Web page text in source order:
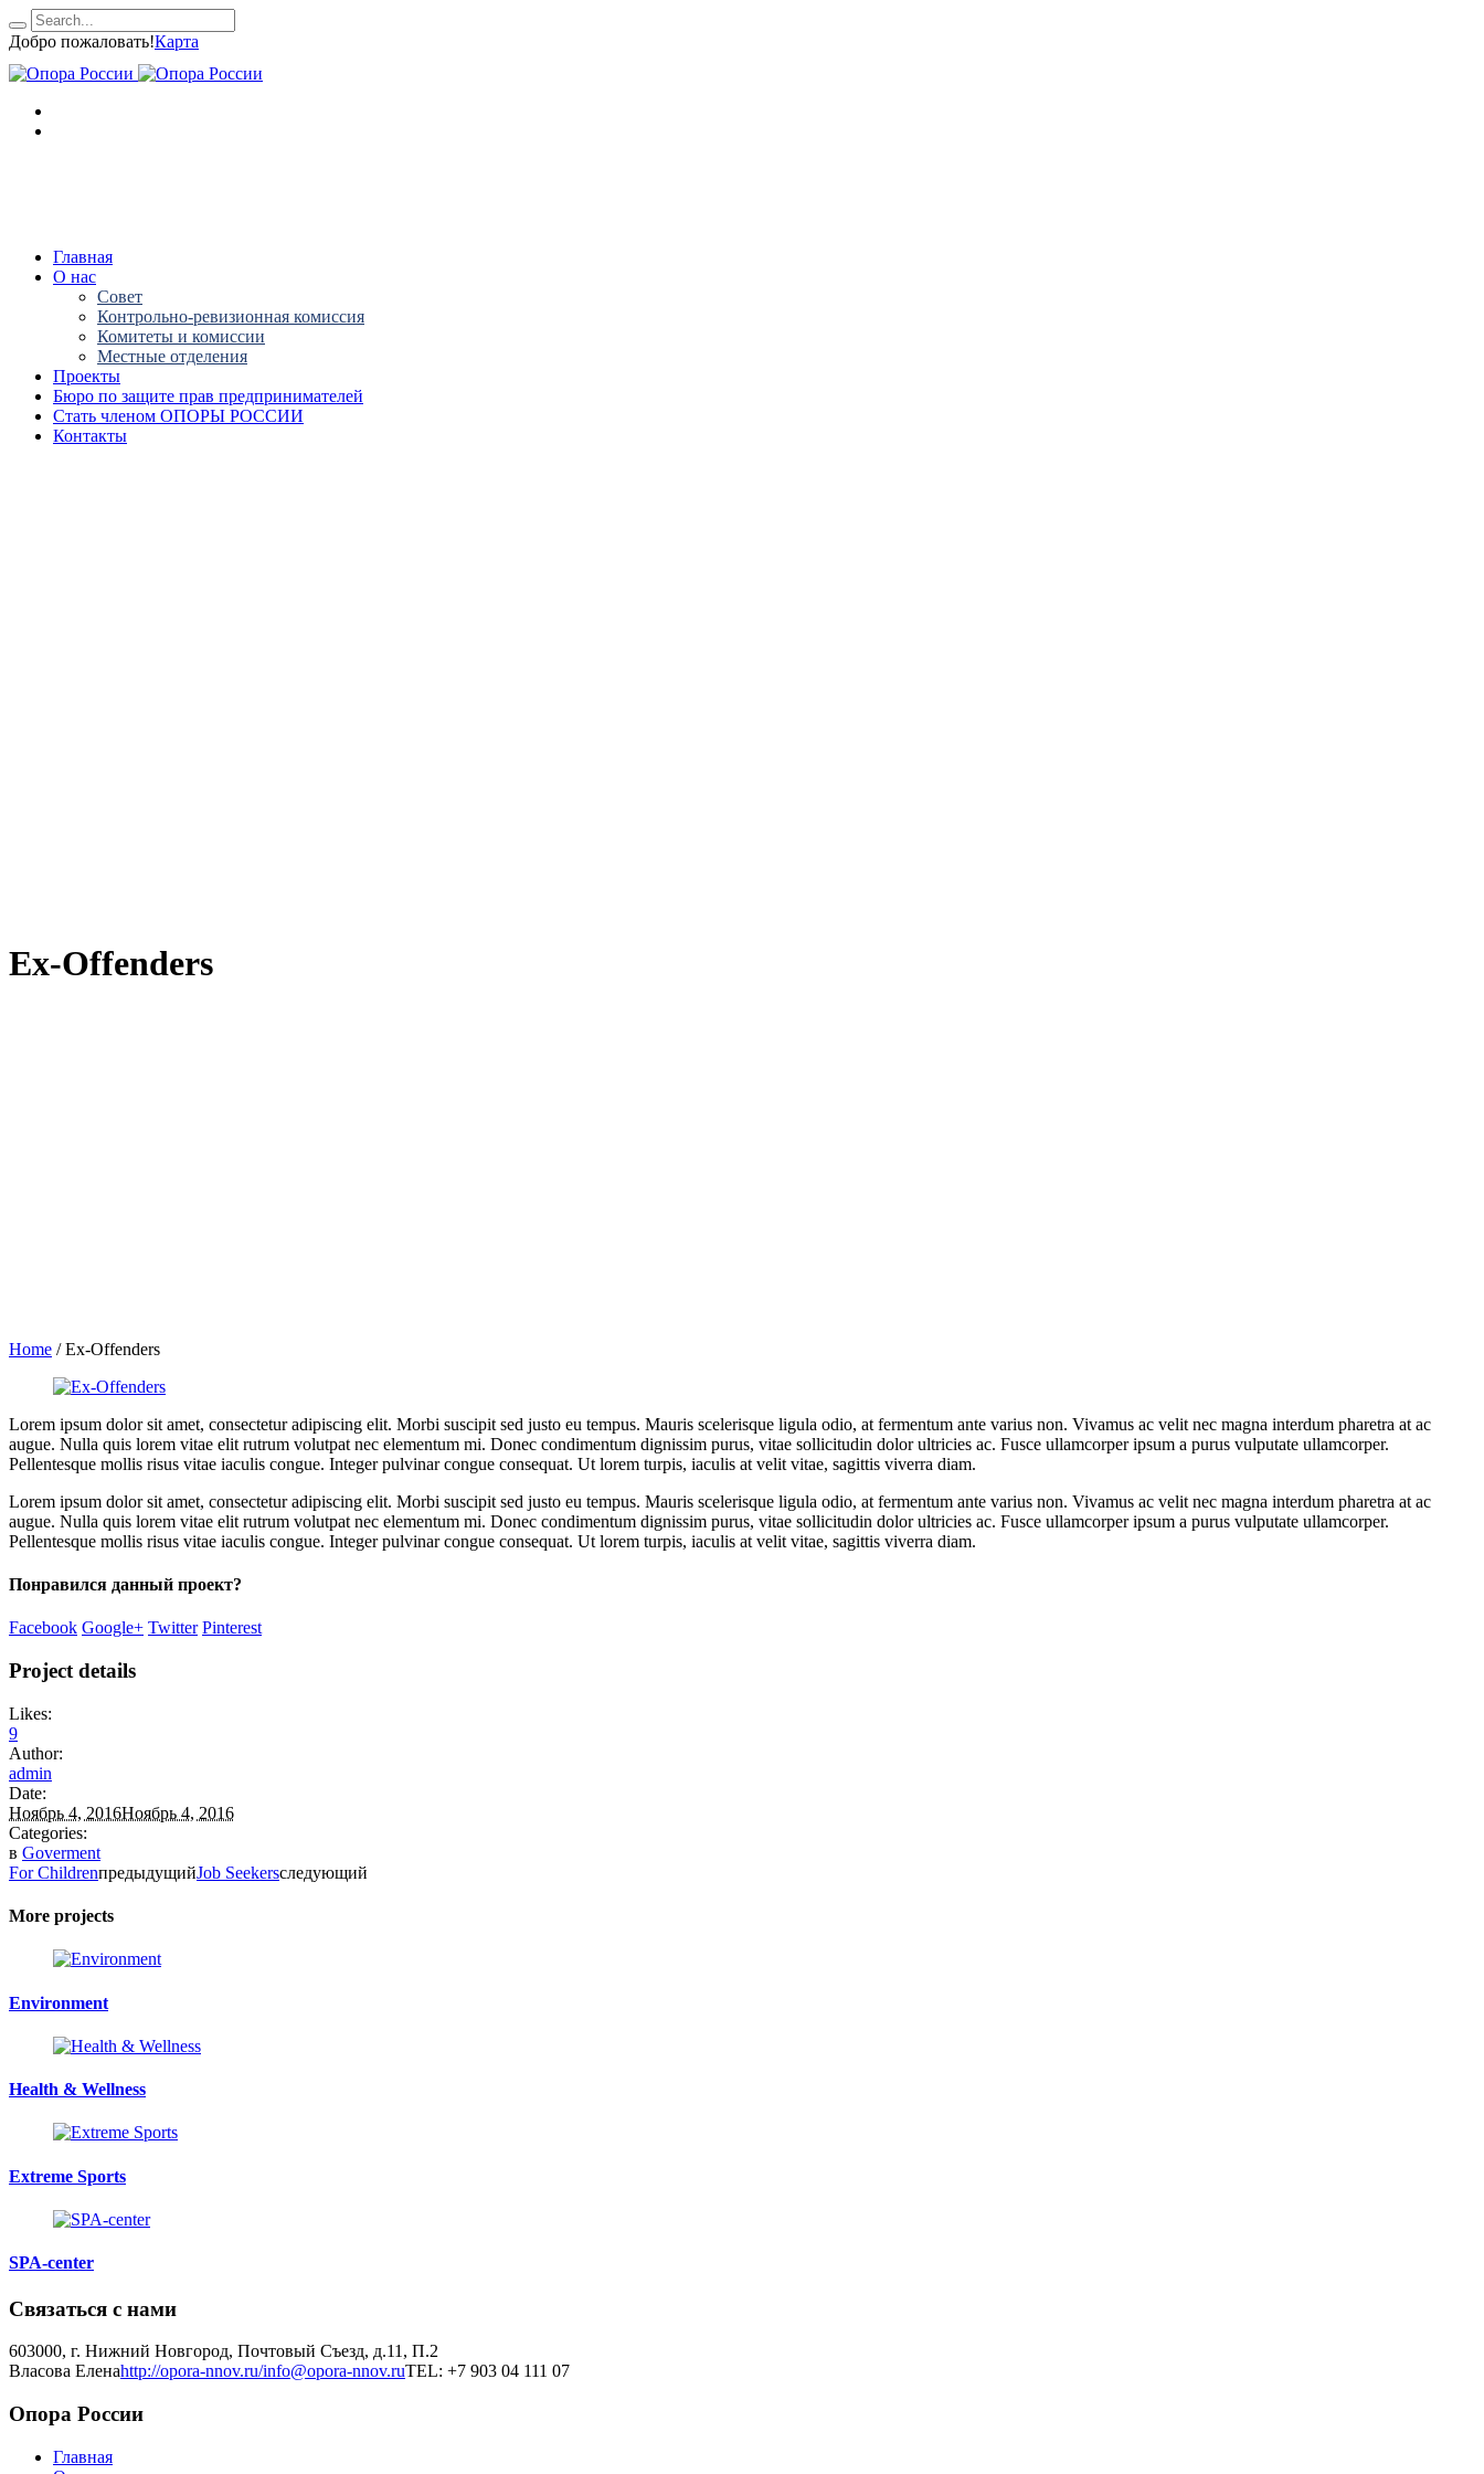
Добро пожаловать!Карта
Главная
О нас
Совет
Контрольно-ревизионная комиссия
Комитеты и комиссии
Местные отделения
Проекты
Бюро по защите прав предпринимателей
Стать членом ОПОРЫ РОССИИ
Контакты
Ex-Offenders
Home /Ex-Offenders
Lorem ipsum dolor sit amet, consectetur adipiscing elit. Morbi suscipit sed justo eu tempus. Mauris scelerisque ligula odio, at fermentum ante varius non. Vivamus ac velit nec magna interdum pharetra at ac
augue. Nulla quis lorem vitae elit rutrum volutpat nec elementum mi. Donec condimentum dignissim purus, vitae sollicitudin dolor ultricies ac. Fusce ullamcorper ipsum a purus vulputate ullamcorper.
Pellentesque mollis risus vitae iaculis congue. Integer pulvinar congue consequat. Ut lorem turpis, iaculis at velit vitae, sagittis viverra diam.
Lorem ipsum dolor sit amet, consectetur adipiscing elit. Morbi suscipit sed justo eu tempus. Mauris scelerisque ligula odio, at fermentum ante varius non. Vivamus ac velit nec magna interdum pharetra at ac
augue. Nulla quis lorem vitae elit rutrum volutpat nec elementum mi. Donec condimentum dignissim purus, vitae sollicitudin dolor ultricies ac. Fusce ullamcorper ipsum a purus vulputate ullamcorper.
Pellentesque mollis risus vitae iaculis congue. Integer pulvinar congue consequat. Ut lorem turpis, iaculis at velit vitae, sagittis viverra diam.
Понравился данный проект?
Facebook Google+ Twitter Pinterest
Project details
Likes:
9
Author:
admin
Date:
Ноябрь 4, 2016Ноябрь 4, 2016
Categories:
в Goverment
For ChildrenпредыдущийJob Seekersследующий
More projects
Environment
Health & Wellness
Extreme Sports
SPA-center
Связаться с нами
603000, г. Нижний Новгород, Почтовый Съезд, д.11, П.2
Власова Еленаhttp://opora-nnov.ru/info@opora-nnov.ruTEL: +7 903 04 111 07
Опора России
Главная